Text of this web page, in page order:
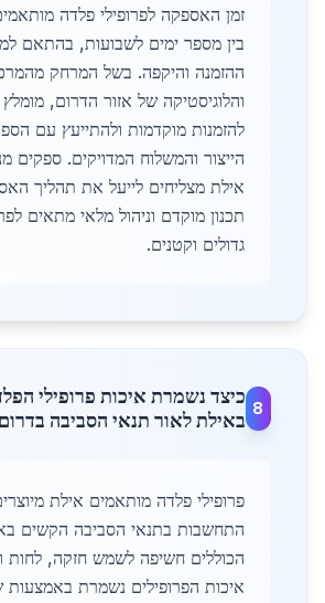
זמן האספקה לפרופילי פלדה
בין מספר ימים לשבועות, בהתאם
ההזמנה והיקפה. בשל המרחק
והלוגיסטיקה של אזור הדרום,
להזמנות מוקדמות ולהתייעץ עם
הייצור והמשלוח המדויקים. ספקים
אילת מצליחים לייעל את תהליך
תכנון מוקדם וניהול מלאי מתאים
גדולים וקטנים.
8
כיצד נשמרת איכות פרופילי
באילת לאור תנאי הסביבה
פרופילי פלדה מותאמים אילת
התחשבות בתנאי הסביבה הקשים
הכוללים חשיפה לשמש חזקה, לחות
איכות הפרופילים נשמרת באמצעות